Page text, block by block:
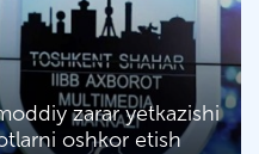
zarar yetkazishi
oshkor etish